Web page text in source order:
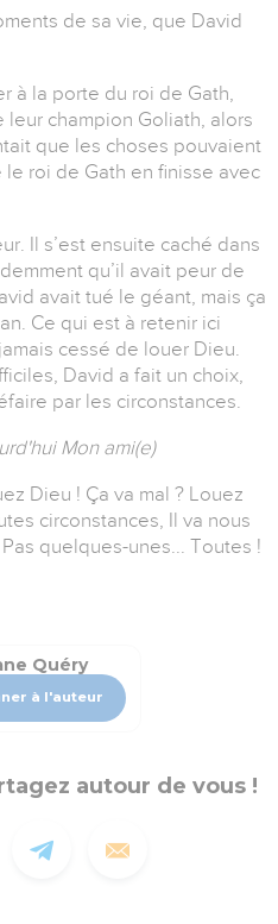
de sa vie, que David
à la porte du roi de Gath,
champion Goliath, alors
que les choses pouvaient
roi de Gath en finisse avec
Il s’est ensuite caché dans
qu’il avait peur de
avait tué le géant, mais ça
Ce qui est à retenir ici
cessé de louer Dieu.
David a fait un choix,
par les circonstances.
Mon ami(e)
Dieu ! Ça va mal ? Louez
circonstances, Il va nous
quelques-unes... Toutes !
Quéry
à l'auteur
autour de vous !